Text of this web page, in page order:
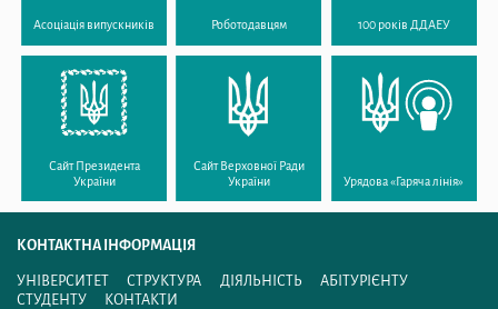
Асоціація випускників Роботодавцям 100 років ДДАЕУ
Сайт Президента
України
Сайт Верховної Ради
України
Урядова «Гаряча лінія»
КОНТАКТНА ІНФОРМАЦІЯ
УНІВЕРСИТЕТ СТРУКТУРА ДІЯЛЬНІСТЬ
АБІТУРІЄНТУ
СТУДЕНТУ
КОНТАКТИ